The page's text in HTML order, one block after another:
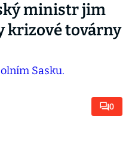
ministr jim
krizové továrny
0